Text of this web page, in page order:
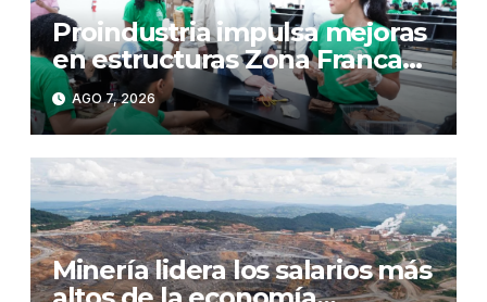
Proindustria impulsa mejoras
en estructuras Zona Franca
Bonao
AGO 7, 2026
Minería lidera los salarios más